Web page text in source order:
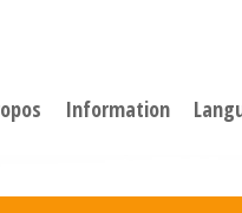
Information